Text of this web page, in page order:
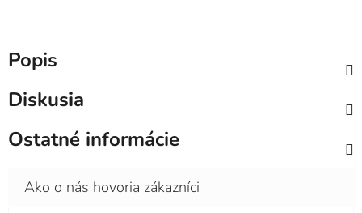
Popis
Diskusia
Ostatné informácie